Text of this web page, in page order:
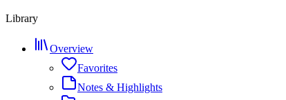
Library
Overview
Favorites
Notes & Highlights